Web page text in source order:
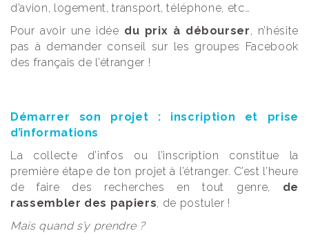
d’avion, logement, transport, téléphone, etc…
Pour avoir une idée du prix à débourser , n’hésite
pas à demander conseil sur les groupes Facebook
des français de l’étranger !
Démarrer son projet : inscription et prise
d’informations
La collecte d’infos ou l’inscription constitue la
première étape de ton projet à l’étranger. C’est l’heure
de faire des recherches en tout genre, de
rassembler des papiers , de postuler !
Mais quand s’y prendre ?